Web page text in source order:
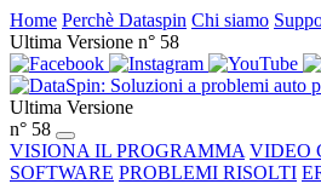
Home Perchè Dataspin Chi siamo
Ultima Versione n° 58
Ultima Versione
n° 58
VISIONA IL PROGRAMMA VIDEO
SOFTWARE PROBLEMI RISOLTI